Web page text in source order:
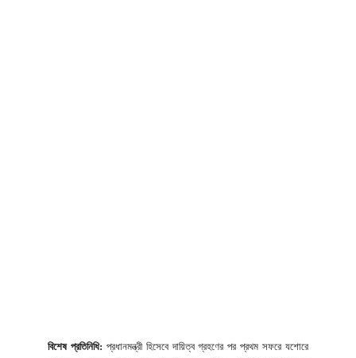
বিশেষ প্রতিনিধি: প্রধানমন্ত্রী হিসেবে দায়িত্ব গ্রহণের পর প্রথম সফরে যশোরে